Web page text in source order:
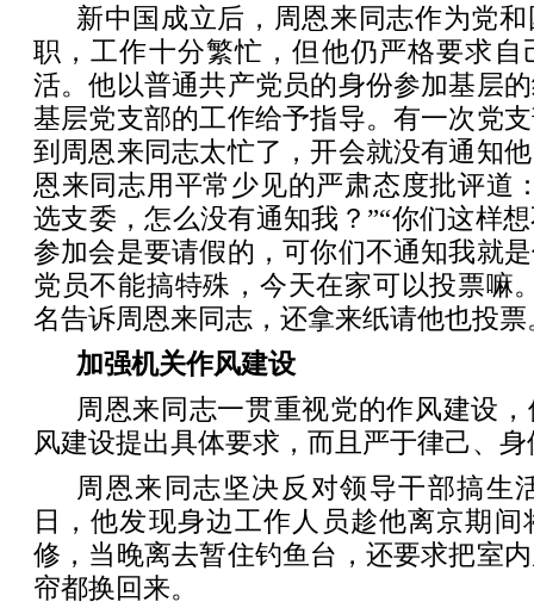
新中国成立后，周恩来同志作为党
职，工作十分繁忙，但他仍严格要求自
活。他以普通共产党员的身份参加基层
基层党支部的工作给予指导。有一次党
到周恩来同志太忙了，开会就没有通知
恩来同志用平常少见的严肃态度批评道
选支委，怎么没有通知我？”“你们这样
参加会是要请假的，可你们不通知我就
党员不能搞特殊，今天在家可以投票嘛
名告诉周恩来同志，还拿来纸请他也投票
加强机关作风建设
周恩来同志一贯重视党的作风建设
风建设提出具体要求，而且严于律己、
周恩来同志坚决反对领导干部搞生
日，他发现身边工作人员趁他离京期
修，当晚离去暂住钓鱼台，还要求把室
帘都换回来。